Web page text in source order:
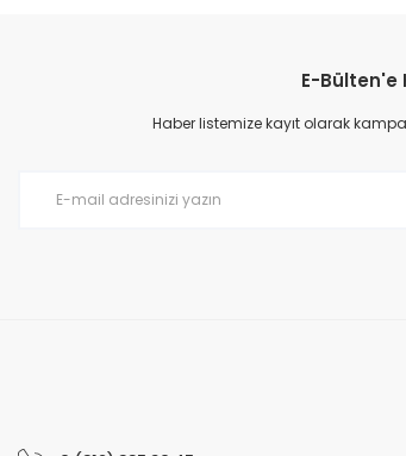
Ürün resmi kalitesiz, bozuk veya
Ürün açıklamasında eksik bilgiler bulunuyor.
E-Bülten'e
Haber listemize kayıt olarak